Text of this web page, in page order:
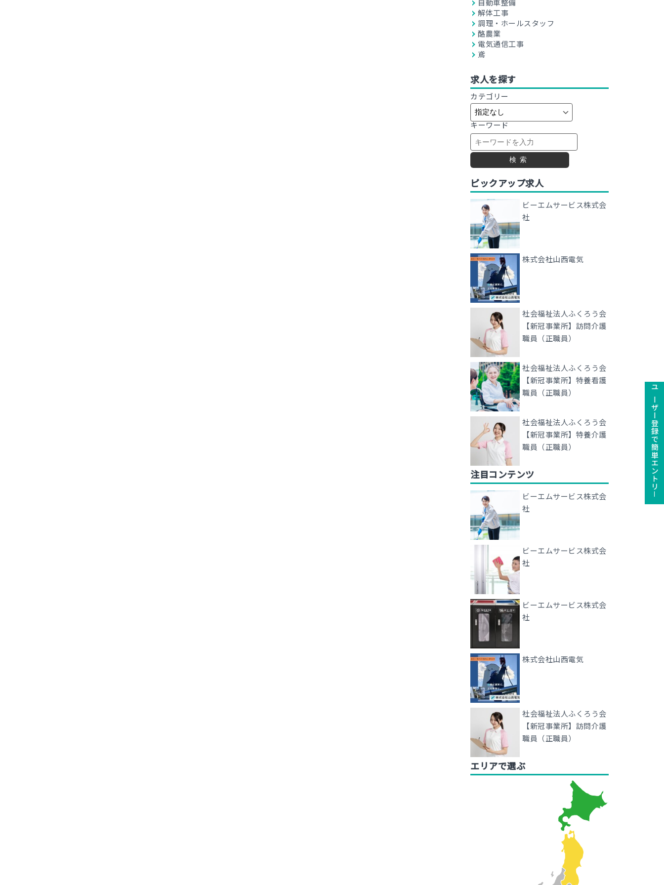
ユーザー登録で簡単エントリ－
自動車整備
解体工事
調理・ホールスタッフ
酪農業
電気通信工事
鳶
求人を探す
カテゴリー
キーワード
検索
ピックアップ求人
ビーエムサービス株式会
社
株式会社山西電気
社会福祉法人ふくろう会
【新冠事業所】訪問介護
職員（正職員）
社会福祉法人ふくろう会
【新冠事業所】特養看護
職員（正職員）
社会福祉法人ふくろう会
【新冠事業所】特養介護
職員（正職員）
注目コンテンツ
ビーエムサービス株式会
社
ビーエムサービス株式会
社
ビーエムサービス株式会
社
株式会社山西電気
社会福祉法人ふくろう会
【新冠事業所】訪問介護
職員（正職員）
エリアで選ぶ